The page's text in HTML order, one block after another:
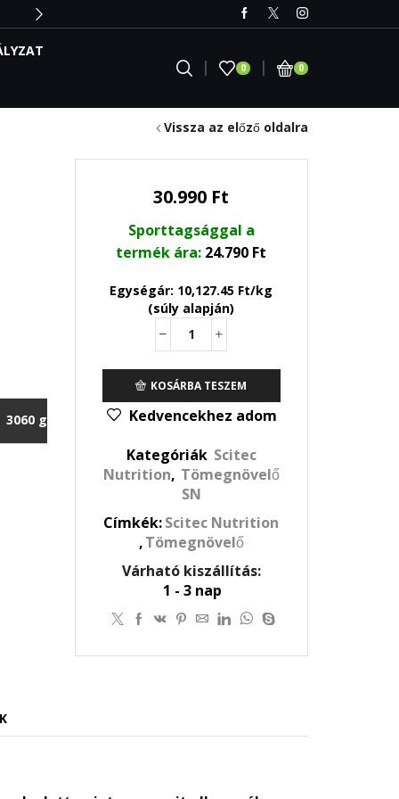
0 0
Vissza az előző oldalra
30.990 Ft
Sporttagsággal a
termék ára: 24.790 Ft
Egységár: 10,127.45 Ft/kg
(súly alapján)
Jumbo
mennyiség
KOSÁRBA TESZEM
Kedvencekhez adom
Kategóriák Scitec
Nutrition, Tömegnövelő
SN
Címkék:Scitec Nutrition
,Tömegnövelő
Várható kiszállítás:
1 - 3 nap
3060 g